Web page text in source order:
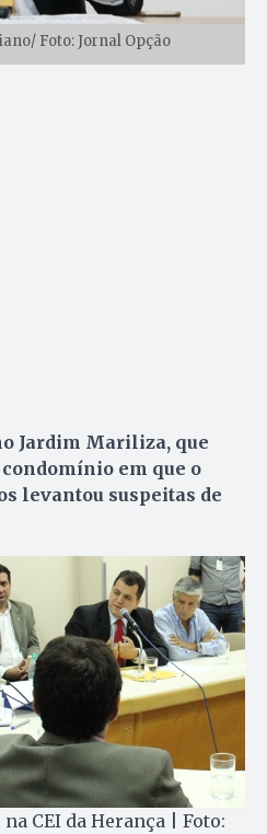
Foto: Jornal Opção
Jardim Mariliza, que
em que o
levantou suspeitas de
CEI da Herança | Foto: